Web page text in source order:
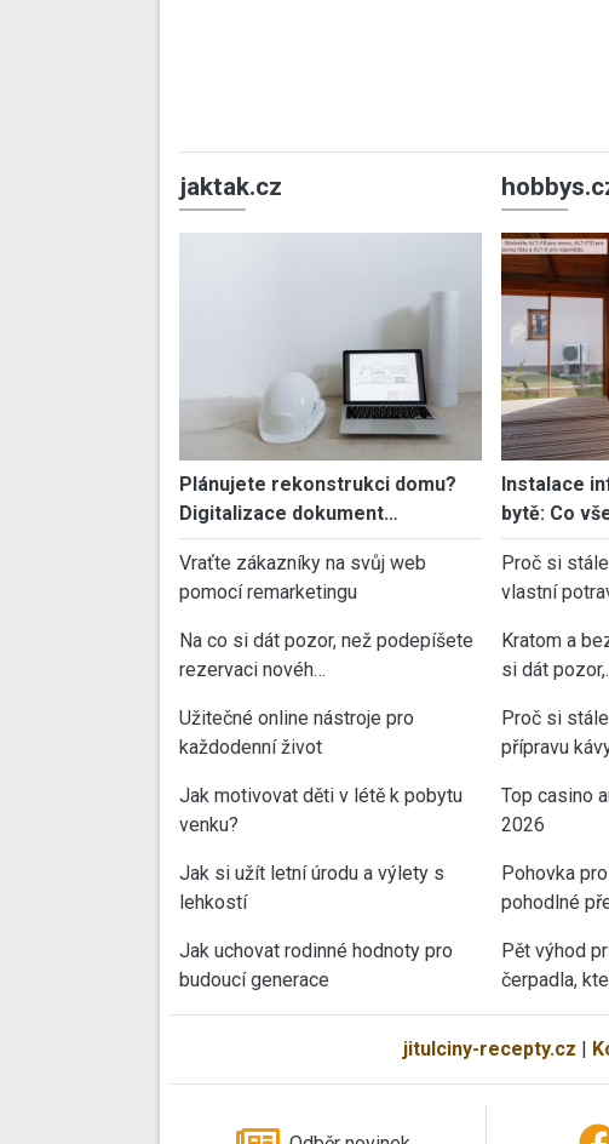
jaktak.cz
Plánujete rekonstrukci domu?
Digitalizace dokument…
Vraťte zákazníky na svůj web
pomocí remarketingu
Na co si dát pozor, než podepíšete
rezervaci novéh…
Užitečné online nástroje pro
každodenní život
Jak motivovat děti v létě k pobytu
venku?
Jak si užít letní úrodu a výlety s
lehkostí
Jak uchovat rodinné hodnoty pro
budoucí generace
Instalace
bytě: Co
Proč si
vlastní
Kratom a
si dát
Proč si
přípravu
Top casino
2026
Pohovka
pohodlné
Pět výhod
čerpadla,
jitulciny-recepty.cz |